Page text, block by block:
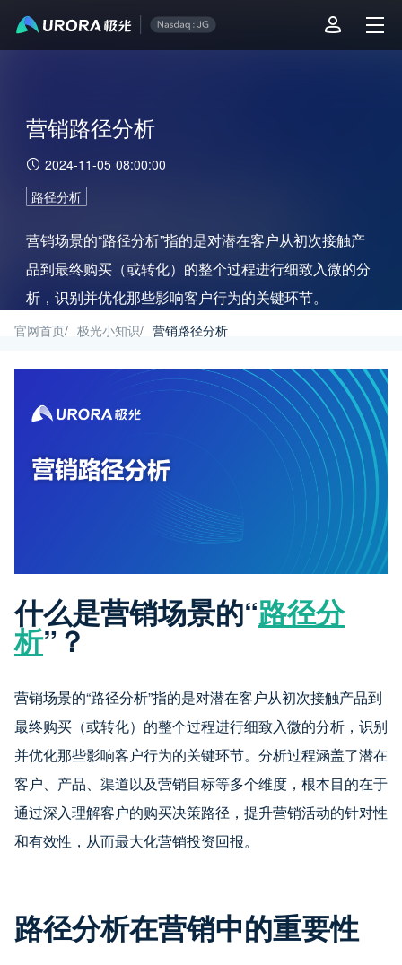
营销路径分析
2024-11-05 08:00:00
路径分析
营销场景的“路径分析”指的是对潜在客户从初次接触产
品到最终购买（或转化）的整个过程进行细致入微的分
析，识别并优化那些影响客户行为的关键环节。
官网首页/ 极光小知识/ 营销路径分析
什么是营销场景的“路径分
析”？
营销场景的“路径分析”指的是对潜在客户从初次接触产品到
最终购买（或转化）的整个过程进行细致入微的分析，识别
并优化那些影响客户行为的关键环节。分析过程涵盖了潜在
客户、产品、渠道以及营销目标等多个维度，根本目的在于
通过深入理解客户的购买决策路径，提升营销活动的针对性
和有效性，从而最大化营销投资回报。
路径分析在营销中的重要性